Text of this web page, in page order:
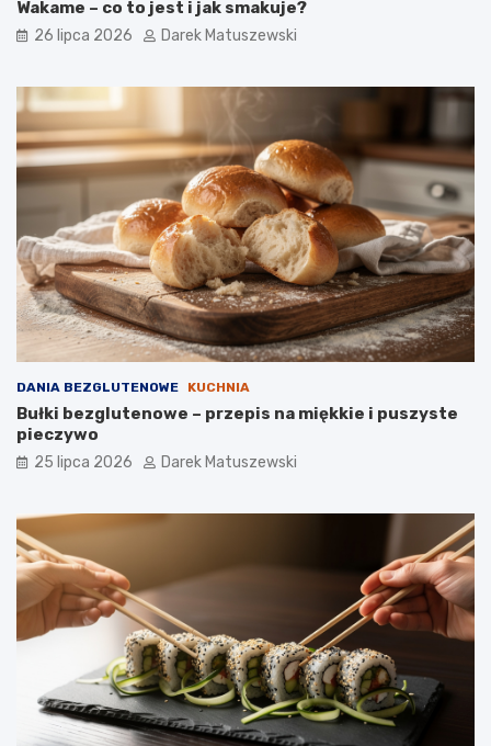
Wakame – co to jest i jak smakuje?
26 lipca 2026 Darek Matuszewski
DANIA BEZGLUTENOWE KUCHNIA
Bułki bezglutenowe – przepis na miękkie i puszyste
pieczywo
25 lipca 2026 Darek Matuszewski